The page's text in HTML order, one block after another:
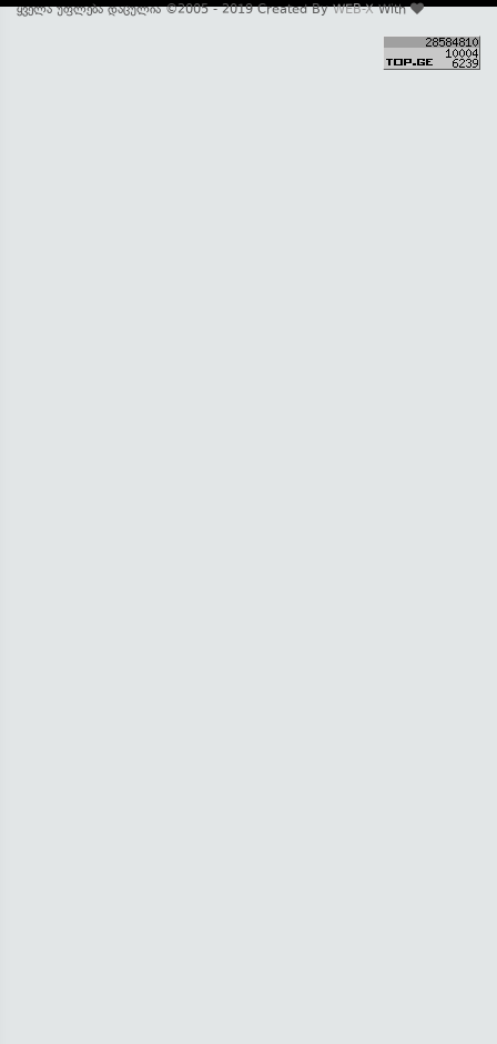
ყველა უფლება დაცულია ©2005 - 2019 Created ByWEB-XWith